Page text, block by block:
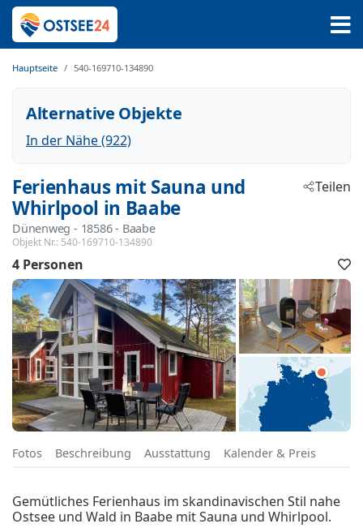
Hauptseite 540-169710-134890
Alternative Objekte
In der Nähe (922)
Ferienhaus mit Sauna und
Whirlpool in Baabe
Dünenweg - 18586 - Baabe
Objekt Nr.: 540-169710-134890
Teilen
4 Personen
Fotos Beschreibung Ausstattung Kalender & Preis
Gemütliches Ferienhaus im skandinavischen Stil nahe
Ostsee und Wald in Baabe mit Sauna und Whirlpool.